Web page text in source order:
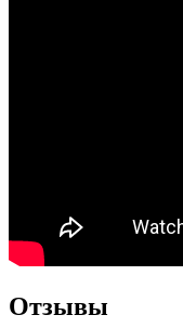
Отзывы